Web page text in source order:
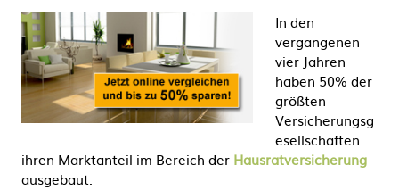
In den
vergangenen
vier Jahren
haben 50% der
größten
Versicherungsg
esellschaften
ihren Marktanteil im Bereich der Hausratversicherung
ausgebaut.